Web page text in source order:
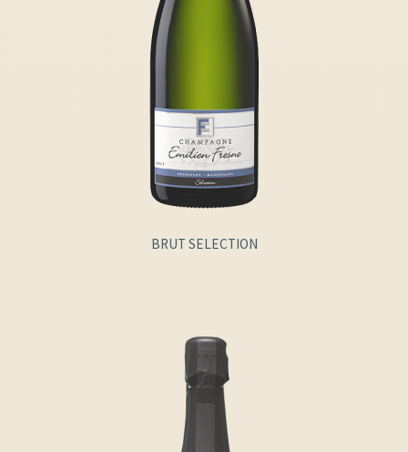
BRUT SELECTION